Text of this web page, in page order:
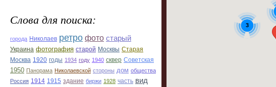
Слова для поиска:
города Николаев ретро фото старый
Украина фотография старой Москвы Старая
Москва 1920 годы 1934 году 1940 сквер Советская
1950 Панорама Николаевской стороны дом общества
Россия 1914 1915 здание биржи 1928 часть вид
3